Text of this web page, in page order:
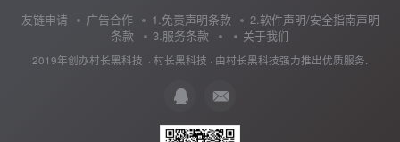
友链申请 广告合作 1.免责声明条款
2.软件声明/安全指南声明
条款
3.服务条款 关于我们
2019年创办村长黑科技 · 村长黑科技 · 由村长黑科技强力推出优质服务.